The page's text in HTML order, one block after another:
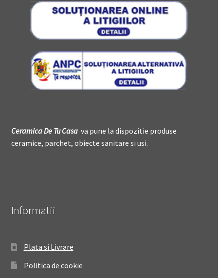
Ceramica DeTu Casava pune la dispozitie produse
ceramice, parchet, obiecte sanitare si usi.
Informatii
Plata si Livrare
Politica de cookie